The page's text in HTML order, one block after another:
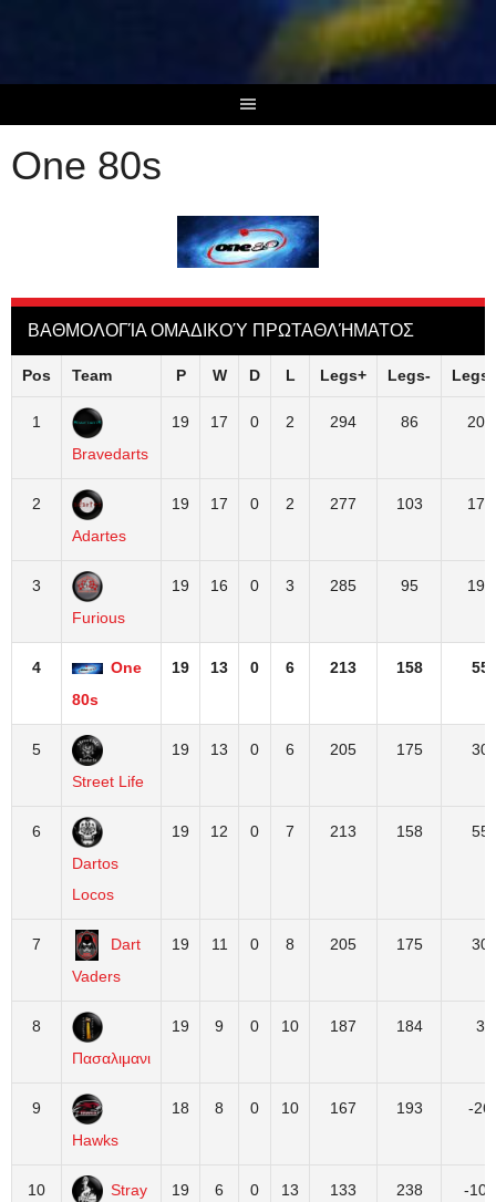
One 80s
ΒΑΘΜΟΛΟΓΊΑ ΟΜΑΔΙΚΟΎ ΠΡΩΤΑΘΛΉΜΑΤΟΣ
Pos Team P W D L Legs+ Legs-
1
Bravedarts
19 17 0 2 294 86 208
2
Adartes
19 17 0 2 277 103 174
3
Furious
19 16 0 3 285 95 190
4
One
80s
19 13 0 6 213 158 55
5
Street Life
19 13 0 6 205 175 30
6
Dartos
Locos
19 12 0 7 213 158 55
7
Dart
Vaders
19 11 0 8 205 175 30
8
Πασαλιμανι
19 9 0 10 187 184 3
9
Hawks
18 8 0 10 167 193 -26
10
Stray
19 6 0 13 133 238 -105